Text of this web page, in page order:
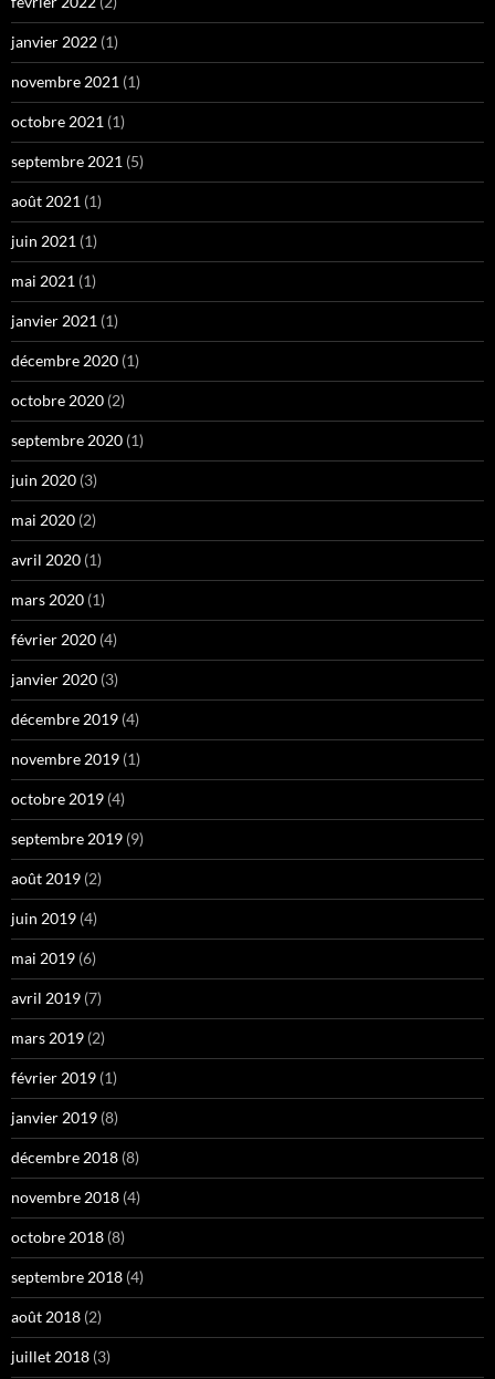
janvier 2022 (1)
novembre 2021 (1)
octobre 2021 (1)
septembre 2021 (5)
août 2021 (1)
juin 2021 (1)
mai 2021 (1)
janvier 2021 (1)
décembre 2020 (1)
octobre 2020 (2)
septembre 2020 (1)
juin 2020 (3)
mai 2020 (2)
avril 2020 (1)
mars 2020 (1)
février 2020 (4)
janvier 2020 (3)
décembre 2019 (4)
novembre 2019 (1)
octobre 2019 (4)
septembre 2019 (9)
août 2019 (2)
juin 2019 (4)
mai 2019 (6)
avril 2019 (7)
mars 2019 (2)
février 2019 (1)
janvier 2019 (8)
décembre 2018 (8)
novembre 2018 (4)
octobre 2018 (8)
septembre 2018 (4)
août 2018 (2)
juillet 2018 (3)